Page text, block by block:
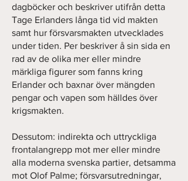
dagböcker och beskriver utifrån detta
Tage Erlanders långa tid vid makten
samt hur försvarsmakten utvecklades
under tiden. Per beskriver å sin sida en
rad av de olika mer eller mindre
märkliga figurer som fanns kring
Erlander och baxnar över mängden
pengar och vapen som hälldes över
krigsmakten.
Dessutom: indirekta och uttryckliga
frontalangrepp mot mer eller mindre
alla moderna svenska partier, detsamma
mot Olof Palme; försvarsutredningar,